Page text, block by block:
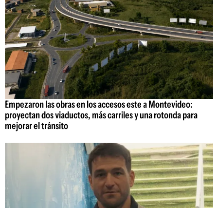
Empezaron las obras en los accesos este a Montevideo:
proyectan dos viaductos, más carriles y una rotonda para
mejorar el tránsito